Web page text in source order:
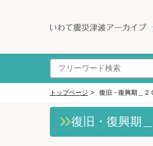
トップページ > 復旧・復興期＿
復旧・復興期